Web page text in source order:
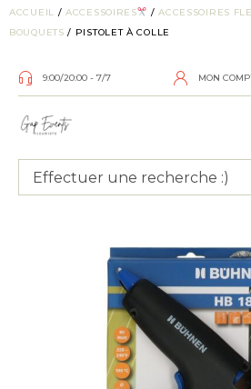
ACCUEIL /ACCESSOIRES /ACCESSOIRES
BOUQUETS / PISTOLET À COLLE
9:00/20:00 - 7/7 MON